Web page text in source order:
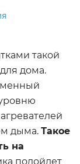
такой
дома.
дыма. Такое
на
подойдет